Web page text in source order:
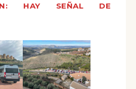
HAY SEÑAL DE